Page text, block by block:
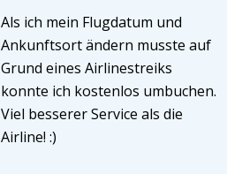
Als ich mein Flugdatum und
Ankunftsort ändern musste auf
Grund eines Airlinestreiks
konnte ich kostenlos umbuchen.
Viel besserer Service als die
Airline! :)